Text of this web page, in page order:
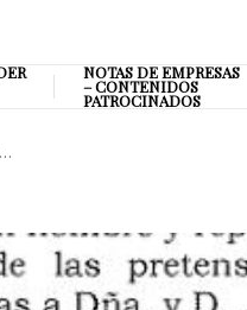
NOTAS DE EMPRESAS
– CONTENIDOS
PATROCINADOS